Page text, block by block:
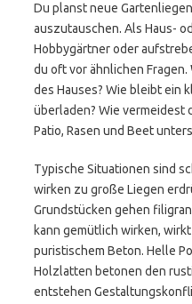
Du planst neue
auszutauschen. Als Haus-
Hobbygärtner oder
du oft vor ähnlichen
des Hauses? Wie bleibt ein
überladen? Wie vermeidest
Patio, Rasen und Beet
Typische Situationen sind
wirken zu große Liegen
Grundstücken gehen
kann gemütlich wirken,
puristischem Beton. Helle
Holzlatten betonen den
entstehen